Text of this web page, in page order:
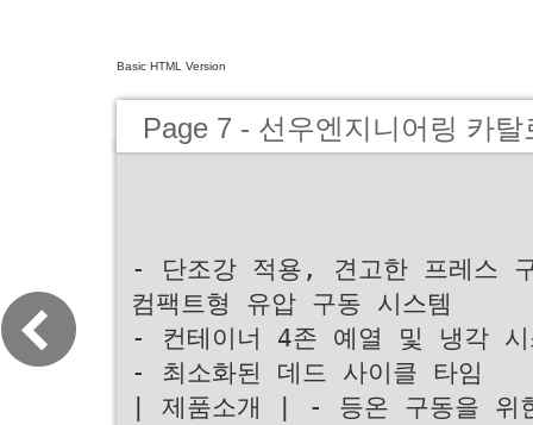
Basic HTML Version
Page 7 - 선우엔지니어링 카탈
- 단조강 적용, 견고한 프레스
컴팩트형 유압 구동 시스템
- 컨테이너 4존 예열 및 냉각 시
- 최소화된 데드 사이클 타임
| 제품소개 | - 등온 구동을 위